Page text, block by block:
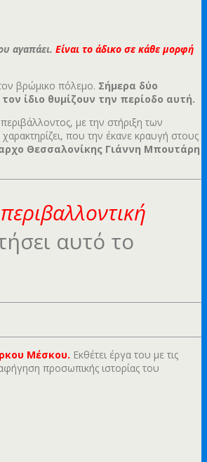
αγαπάει. Είναι το άδικο σε κάθε μορφή
βρώμικο πόλεμο. Σήμερα δύο
ίδιο θυμίζουν την περίοδο αυτή.
με την στήριξη των
που την έκανε κραυγή στους
Θεσσαλονίκης Γιάννη Μπουτάρη
περιβαλλοντική
αυτό το
Μέσκου. Εκθέτει έργα του με τις
προσωπικής ιστορίας του